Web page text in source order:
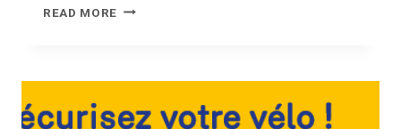
READ MORE SIMULATION
GAZ
FLUXYS